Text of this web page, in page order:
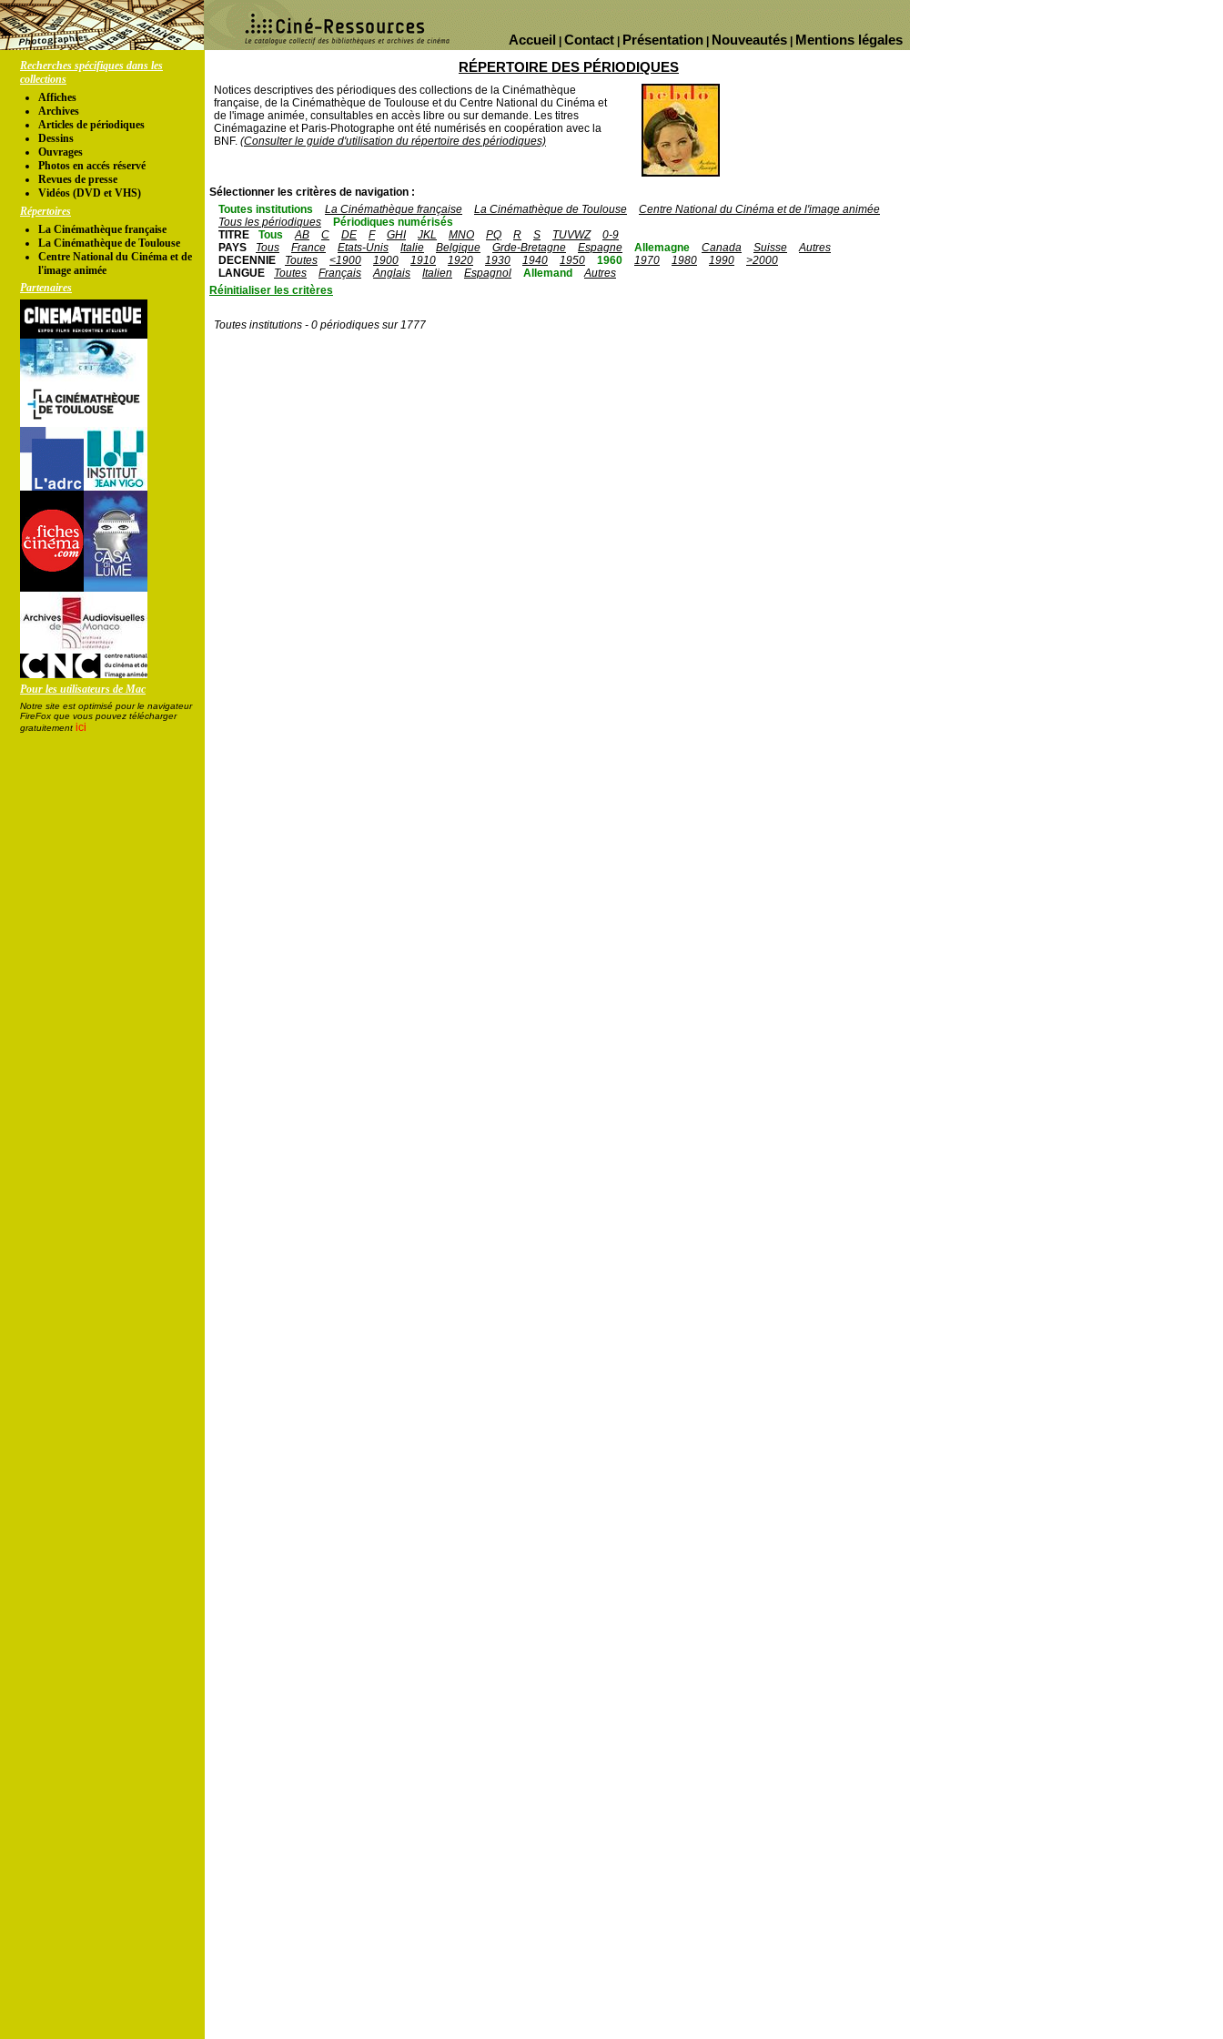
Mentions légales
Nouveautés
Présentation
Contact
Accueil
Recherches spécifiques dans les
collections
Affiches
Archives
Articles de périodiques
Dessins
Ouvrages
Photos en accés réservé
Revues de presse
Vidéos (DVD et VHS)
Répertoires
La Cinémathèque française
La Cinémathèque de Toulouse
Centre National du Cinéma et de
l'image animée
Partenaires
Pour les utilisateurs de Mac
Notre site est optimisé pour le navigateur
FireFox que vous pouvez télécharger
gratuitement ici
RÉPERTOIRE DES PÉRIODIQUES
Notices descriptives des périodiques des collections de la Cinémathèque
française, de la Cinémathèque de Toulouse et du Centre National du Cinéma et
de l'image animée, consultables en accès libre ou sur demande. Les titres
Cinémagazine et Paris-Photographe ont été numérisés en coopération avec la
BNF. (Consulter le guide d'utilisation du répertoire des périodiques)
Sélectionner les critères de navigation :
Toutes institutions
La Cinémathèque française La Cinémathèque de Toulouse
Centre National du Cinéma et de l'image animée
Tous les périodiques
Périodiques numérisés
TITRE
Tous AB C DE F GHI JKL MNO PQ R S TUVWZ
0-9
PAYS
Tous France Etats-Unis Italie Belgique Grde-Bretagne Espagne Allemagne Canada Suisse
Autres
DECENNIE
Toutes <1900 1900 1910 1920 1930 1940 1950 1960 1970 1980 1990
>2000
LANGUE
Toutes Français Anglais Italien Espagnol Allemand
Autres
Réinitialiser les critères
Toutes institutions - 0 périodiques sur 1777